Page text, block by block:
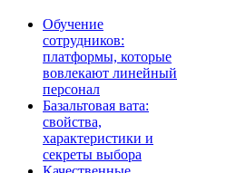
Обучение
сотрудников:
платформы, которые
вовлекают линейный
персонал
Базальтовая вата:
свойства,
характеристики и
секреты выбора